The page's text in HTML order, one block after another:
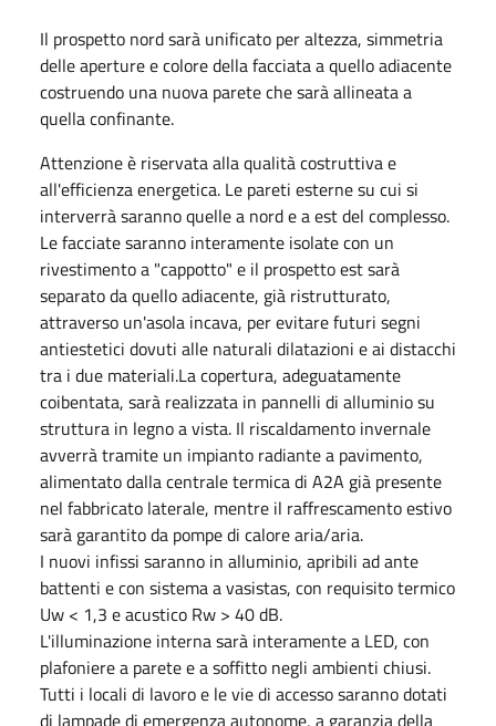
Il prospetto nord sarà unificato per altezza, simmetria
delle aperture e colore della facciata a quello adiacente
costruendo una nuova parete che sarà allineata a
quella confinante.
Attenzione è riservata alla qualità costruttiva e
all'efficienza energetica. Le pareti esterne su cui si
interverrà saranno quelle a nord e a est del complesso.
Le facciate saranno interamente isolate con un
rivestimento a "cappotto" e il prospetto est sarà
separato da quello adiacente, già ristrutturato,
attraverso un'asola incava, per evitare futuri segni
antiestetici dovuti alle naturali dilatazioni e ai distacchi
tra i due materiali.La copertura, adeguatamente
coibentata, sarà realizzata in pannelli di alluminio su
struttura in legno a vista. Il riscaldamento invernale
avverrà tramite un impianto radiante a pavimento,
alimentato dalla centrale termica di A2A già presente
nel fabbricato laterale, mentre il raffrescamento estivo
sarà garantito da pompe di calore aria/aria.
I nuovi infissi saranno in alluminio, apribili ad ante
battenti e con sistema a vasistas, con requisito termico
Uw < 1,3 e acustico Rw > 40 dB.
L'illuminazione interna sarà interamente a LED, con
plafoniere a parete e a soffitto negli ambienti chiusi.
Tutti i locali di lavoro e le vie di accesso saranno dotati
di lampade di emergenza autonome, a garanzia della